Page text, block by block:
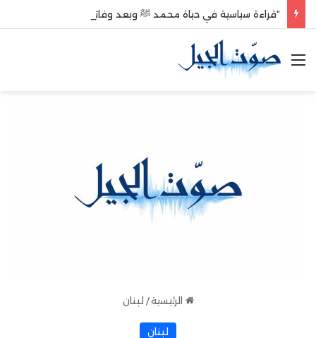
“قراءة سياسية في حياة محمد ﷺ وبعد وفاته”
القائمة
الرئيسية / لبنان
لبنان